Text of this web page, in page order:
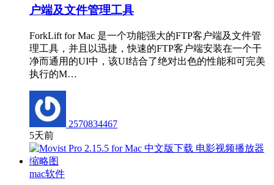
户端及文件管理工具
ForkLift for Mac 是一个功能强大的FTP客户端及文件管
理工具，并且以迅捷，快速的FTP客户端安装在一个干
净而通用的UI中，该UI结合了绝对出色的性能和可完美
执行的M…
2570834467
5天前
mac软件